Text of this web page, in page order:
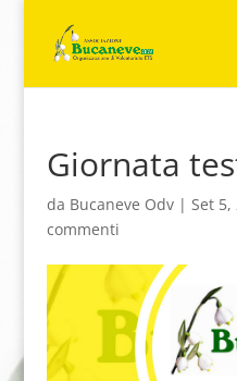
Giornata
da Bucaneve Odv| Set 5,
commenti